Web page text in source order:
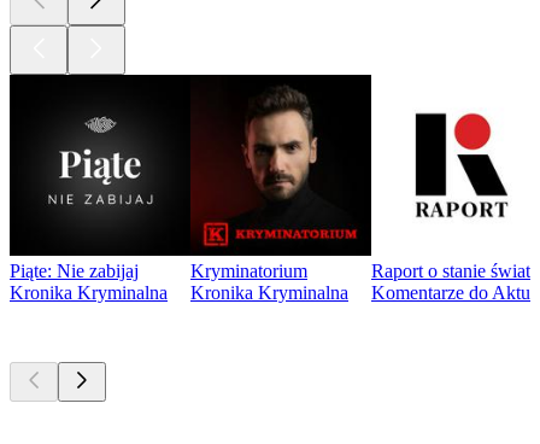
Piąte: Nie zabijaj
Kronika Kryminalna
Kryminatorium
Kronika Kryminalna
Raport o stanie
Komentarze do